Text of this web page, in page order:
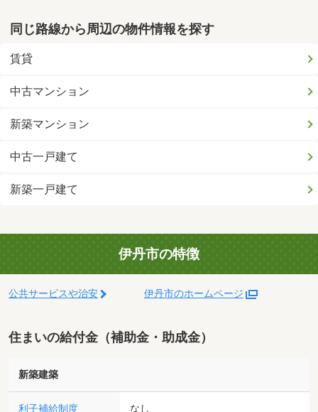
同じ路線から周辺の物件情報を探す
賃貸
中古マンション
新築マンション
中古一戸建て
新築一戸建て
伊丹市の特徴
公共サービスや治安 伊丹市のホームページ
住まいの給付金（補助金・助成金）
新築建築
利子補給制度 なし